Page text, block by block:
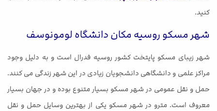
کنید.
شهر مسکو روسیه مکان دانشگاه لومونوسف
شهر زیبای مسکو پایتخت کشور روسیه فدرال است و به دلیل وجود
مراکز علمی و دانشگاهی دانشجویان زیادی در این شهر زندگی می کنند.
حمل و نقل عمومی در شهر مسکو بسیار متنوع بوده و در جهان بسیار
معروف است. مترو در شهر مسکو یکی از بهترین وسایل حمل و نقل